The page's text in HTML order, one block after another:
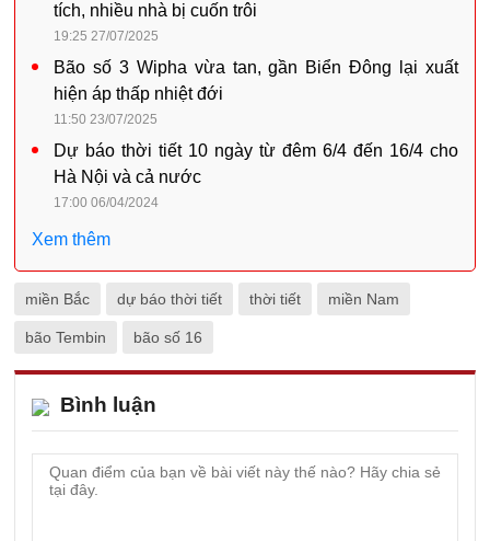
tích, nhiều nhà bị cuốn trôi
19:25 27/07/2025
Bão số 3 Wipha vừa tan, gần Biển Đông lại xuất
hiện áp thấp nhiệt đới
11:50 23/07/2025
Dự báo thời tiết 10 ngày từ đêm 6/4 đến 16/4 cho
Hà Nội và cả nước
17:00 06/04/2024
Xem thêm
miền Bắc dự báo thời tiết thời tiết miền Nam
bão Tembin bão số 16
Bình luận